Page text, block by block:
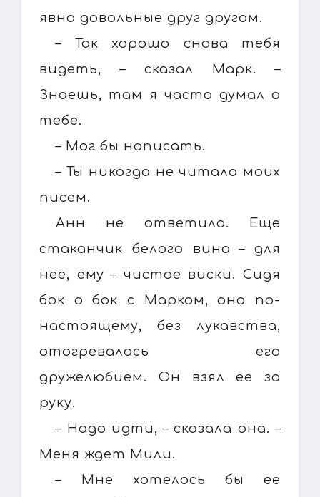
явно довольные друг другом.
– Так хорошо снова тебя
видеть, – сказал Марк. –
Знаешь, там я часто думал о
тебе.
– Мог бы написать.
– Ты никогда не читала моих
писем.
Анн не ответила. Еще
стаканчик белого вина – для
нее, ему – чистое виски. Сидя
бок о бок с Марком, она по-
настоящему, без лукавства,
отогревалась его
дружелюбием. Он взял ее за
руку.
– Надо идти, – сказала она. –
Меня ждет Мили.
– Мне хотелось бы ее